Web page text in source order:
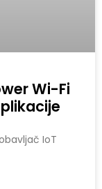
Wi-Fi
IoT